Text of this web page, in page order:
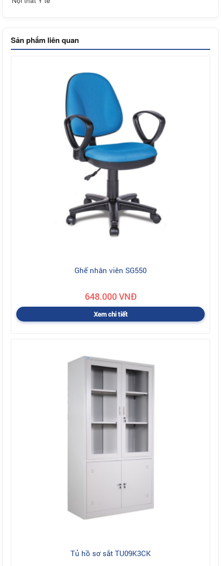
Sản phẩm liên quan
Ghế nhân viên SG550
648.000 VNĐ
Xem chi tiết
Tủ hồ sơ sắt TU09K3CK